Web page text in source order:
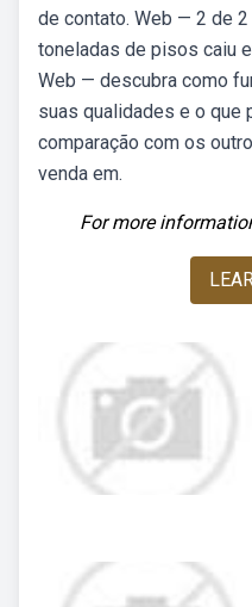
de contato. Web — 2 de
toneladas de pisos caiu
Web — descubra como
suas qualidades e o que
comparação com os
venda em.
For more